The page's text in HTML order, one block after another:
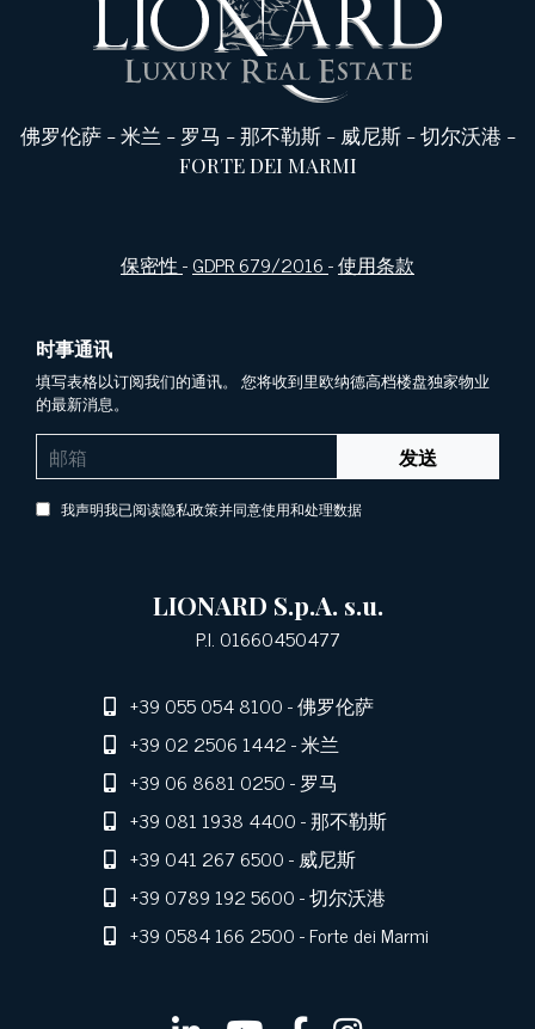
佛罗伦萨-米兰 - 罗马 -那不勒斯- 威尼斯-切尔沃港 -
FORTE DEI MARMI
保密性-GDPR 679/2016-使用条款
时事通讯
填写表格以订阅我们的通讯。 您将收到里欧纳德高档楼盘独家物业
的最新消息。
发送
我声明我已阅读隐私政策并同意使用和处理数据
LIONARD S.p.A. s.u.
P.I. 01660450477
+39 055 054 8100- 佛罗伦萨
+39 02 2506 1442- 米兰
+39 06 8681 0250- 罗马
+39 081 1938 4400- 那不勒斯
+39 041 267 6500- 威尼斯
+39 0789 192 5600- 切尔沃港
+39 0584 166 2500- Forte dei Marmi